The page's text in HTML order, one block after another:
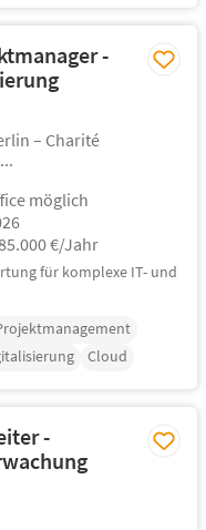
-
– Charité
möglich
€/Jahr
für komplexe IT- und
Cloud
-